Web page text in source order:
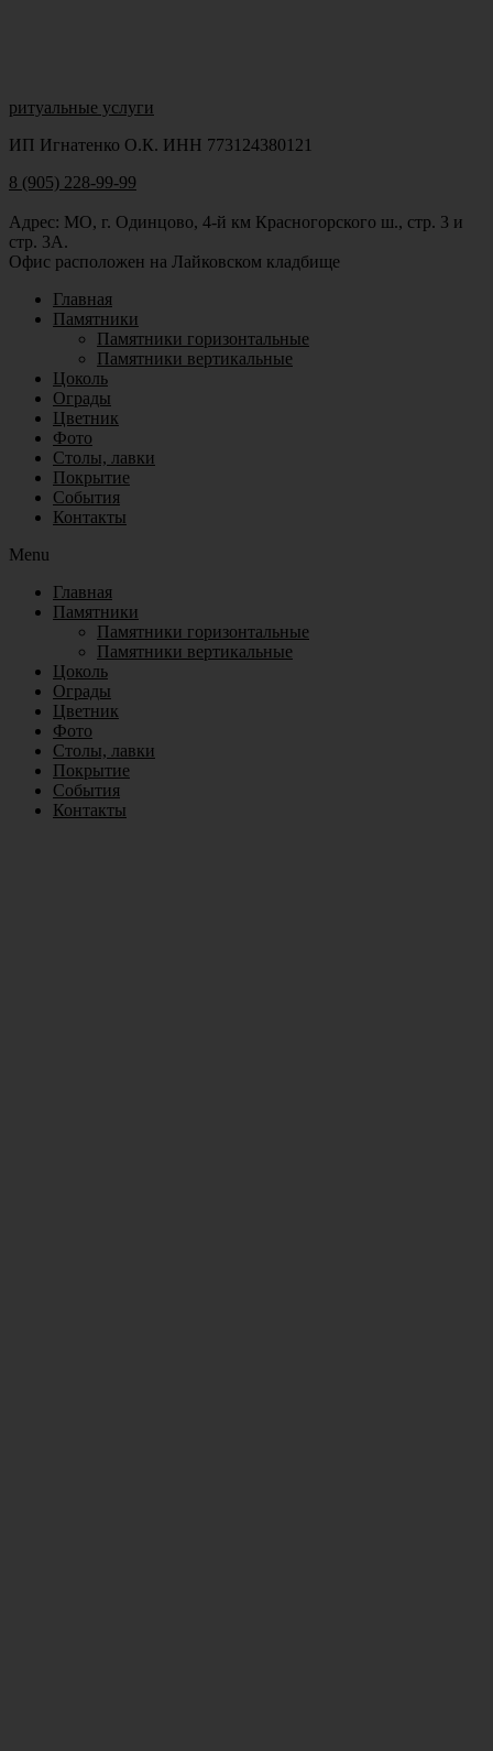
ритуальные услуги
ИП Игнатенко О.К. ИНН 773124380121
8 (905) 228-99-99
Адрес: МО, г. Одинцово, 4-й км Красногорского ш., стр. 3 и
стр. 3А.
Офис расположен на Лайковском кладбище
Главная
Памятники
Памятники горизонтальные
Памятники вертикальные
Цоколь
Ограды
Цветник
Фото
Столы, лавки
Покрытие
События
Контакты
Menu
Главная
Памятники
Памятники горизонтальные
Памятники вертикальные
Цоколь
Ограды
Цветник
Фото
Столы, лавки
Покрытие
События
Контакты